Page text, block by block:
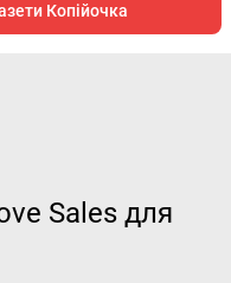
Копійочка
Sales для